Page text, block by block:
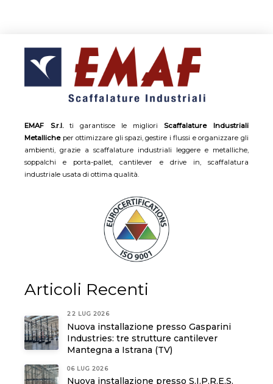
EMAF S.r.l.ti garantisce le miglioriScaffalature Industriali
Metallicheper ottimizzare gli spazi, gestire i flussi e organizzare gli
ambienti, grazie a scaffalature industriali leggere e metalliche,
soppalchi e porta-pallet, cantilever e drive in, scaffalatura
industriale usata di ottima qualità.
Articoli Recenti
22 LUG 2026
Nuova installazione presso Gasparini
Industries: tre strutture cantilever
Mantegna a Istrana (TV)
06 LUG 2026
Nuova installazione presso S.I.P.R.E.S.